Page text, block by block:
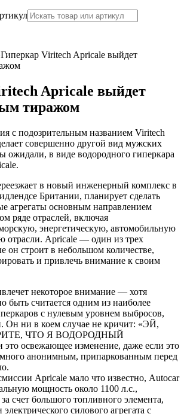
Гиперкар Viritech Apricale выйдет
Apricale выйдет
тиражом
с подозрительным названием Viritech
совершенно другой вид мужских
ожидали, в виде водородного гиперкара
в новый инженерный комплекс в
Британии, планирует сделать
агрегаты основным направлением
ряде отраслей, включая
энергетическую, автомобильную
отрасли. Apricale — один из трех
он строит в небольшом количестве,
и привлечь внимание к своим
некоторое внимание — хотя
быть считается одним из наиболее
с нулевым уровнем выбросов,
Он ни в коем случае не кричит: «ЭЙ,
ЧТО Я ВОДОРОДНЫЙ
освежающее изменение, даже если это
анонимным, припаркованным перед
Apricale мало что известно, Autocar
мощность около 1100 л.с.,
счет большого топливного элемента,
силового агрегата с